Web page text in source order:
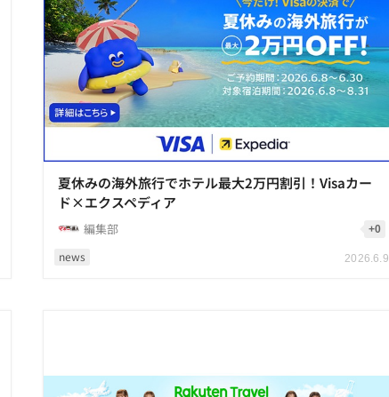
news 2026.6.9
夏休みの海外旅行でホテル最大2万円割引！Visaカー
ド×エクスペディア
編集部 +0